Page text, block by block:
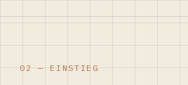
02 — EINSTIEG